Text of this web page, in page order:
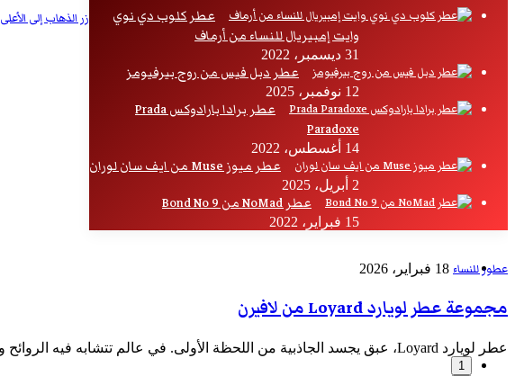
عطر كلوب دي نوي
وايت إمبيريال للنساء من أرماف
31 ديسمبر، 2022
عطر دبل فيس من روج بيرفيومز
12 نوفمبر، 2025
عطر برادا بارادوكس Prada
Paradoxe
14 أغسطس، 2022
عطر ميوز Muse من ايف سان لوران
2 أبريل، 2025
عطر NoMad من Bond No 9
15 فبراير، 2022
عطور للنساء 18 فبراير، 2026
مجموعة عطر لويارد Loyard من لافيرن
عطر لويارد Loyard، عبق يجسد الجاذبية من اللحظة الأولى. في عالم تتشابه فيه الروائح ويصل التنافس ذروته، تعيد مجموعة عطر لويارد تعريف…
1
زر الذهاب إلى الأعلى